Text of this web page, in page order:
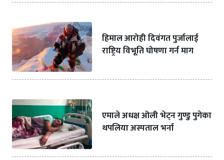
हिमाल आरोही दिवंगत पुर्जालाई
राष्ट्रिय विभूति घोषणा गर्न माग
एमाले अधक्ष ओली भेट्न गुण्डु पुगेका
थपलिया अस्पताल भर्ना